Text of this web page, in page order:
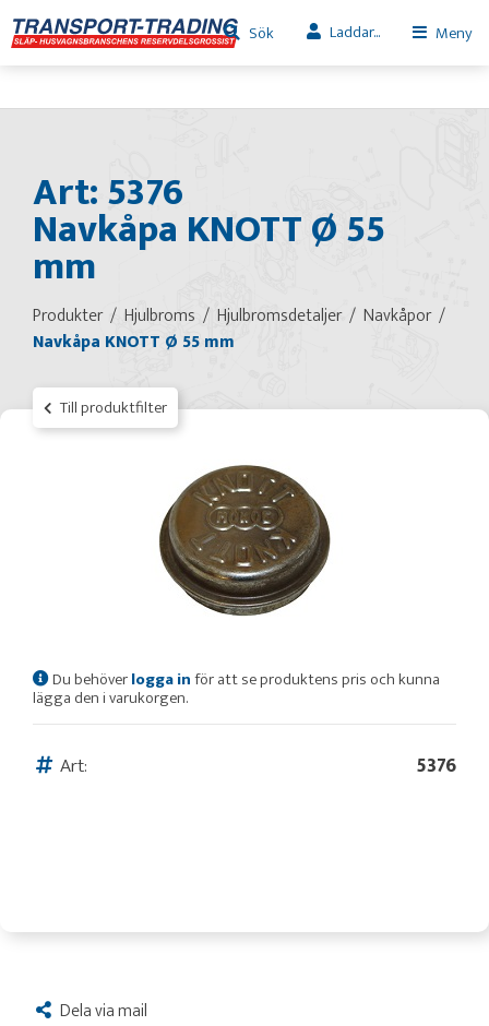
Sök Laddar... Meny
Art: 5376
Navkåpa KNOTT Ø 55
mm
Produkter Hjulbroms Hjulbromsdetaljer
Navkåpor
Navkåpa KNOTT Ø 55 mm
Till produktfilter
Du behöverlogga inför att se produktens pris och kunna
lägga den i varukorgen.
Art: 5376
Dela via mail